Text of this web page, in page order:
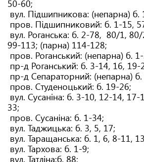
50-60;
вул. Підшипникова: (непарна) б.
пров. Підшипниковий: б. 1-15,
вул. Роганська: б. 2-78, 80/1,
99-113; (парна) 114-128;
пров. Роганський: (непарна) б.
пр-д Роганський: б. 3-14, 16, 19-
пр-д Сепараторний: (непарна)
пров. Студеноцький: б. 19-26;
вул. Сусаніна: б. 3-10, 12-14,
33;
пров. Сусаніна: б. 1-34;
вул. Таджицька: б. 3, 5, 17;
вул. Таращанська: б. 1, 6, 8-11,
вул. Тархова: б. 1-9;
вул. Татліна:б. 88;